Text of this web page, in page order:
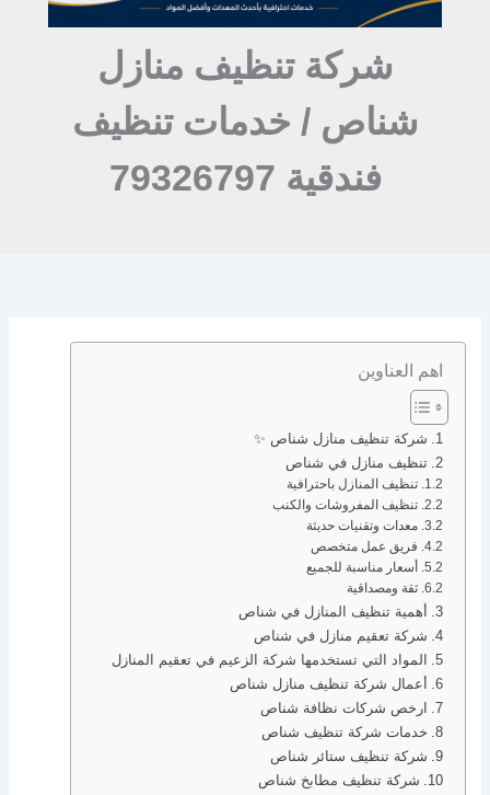
شركة تنظيف منازل
شناص / خدمات تنظيف
فندقية 79326797
اهم العناوين
شركة تنظيف منازل شناص ✨
تنظيف منازل في شناص
تنظيف المنازل باحترافية
تنظيف المفروشات والكنب
معدات وتقنيات حديثة
فريق عمل متخصص
أسعار مناسبة للجميع
ثقة ومصداقية
أهمية تنظيف المنازل في شناص
شركة تعقيم منازل في شناص
المواد التي تستخدمها شركة الزعيم في تعقيم المنازل
أعمال شركة تنظيف منازل شناص
ارخص شركات نظافة شناص
خدمات شركة تنظيف شناص
شركة تنظيف ستائر شناص
شركة تنظيف مطابخ شناص